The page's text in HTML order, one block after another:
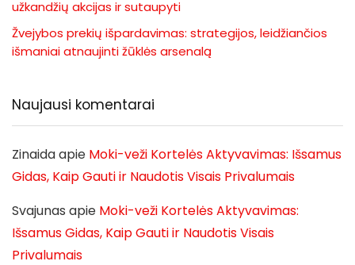
užkandžių akcijas ir sutaupyti
Žvejybos prekių išpardavimas: strategijos, leidžiančios
išmaniai atnaujinti žūklės arsenalą
Naujausi komentarai
Zinaidaapie Moki-veži Kortelės Aktyvavimas: Išsamus
Gidas, Kaip Gauti ir Naudotis Visais Privalumais
Svajunas apie Moki-veži Kortelės Aktyvavimas:
Išsamus Gidas, Kaip Gauti ir Naudotis Visais
Privalumais